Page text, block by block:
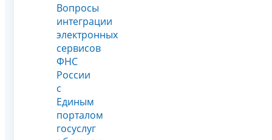
Вопросы
интеграции
электронных
сервисов
ФНС
России
с
Единым
порталом
госуслуг